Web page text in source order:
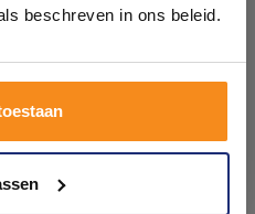
beschreven in ons beleid.
terrein.
zelf het verschil!